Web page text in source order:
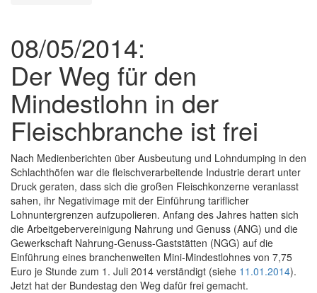
08/05/2014:
Der Weg für den
Mindestlohn in der
Fleischbranche ist frei
Nach Medienberichten über Ausbeutung und Lohndumping in den
Schlachthöfen war die fleischverarbeitende Industrie derart unter
Druck geraten, dass sich die großen Fleischkonzerne veranlasst
sahen, ihr Negativimage mit der Einführung tariflicher
Lohnuntergrenzen aufzupolieren. Anfang des Jahres hatten sich
die Arbeitgebervereinigung Nahrung und Genuss (ANG) und die
Gewerkschaft Nahrung-Genuss-Gaststätten (NGG) auf die
Einführung eines branchenweiten Mini-Mindestlohnes von 7,75
Euro je Stunde zum 1. Juli 2014 verständigt (siehe 11.01.2014).
Jetzt hat der Bundestag den Weg dafür frei gemacht.